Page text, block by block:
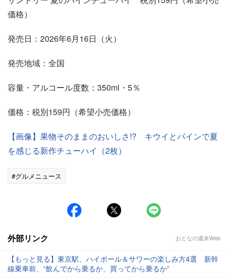
価格）
発売日：2026年6月16日（火）
発売地域：全国
容量・アルコール度数：350ml・5％
価格：税別159円（希望小売価格）
【画像】果物そのままのおいしさ!? キウイとパインで夏
を感じる新作チューハイ（2枚）
#グルメニュース
外部リンク おとなの週末Web
【もっと見る】東京駅、ハイボール＆サワーの楽しみ方4選 新幹
線乗車前、“飲んでから乗るか、買ってから乗るか”